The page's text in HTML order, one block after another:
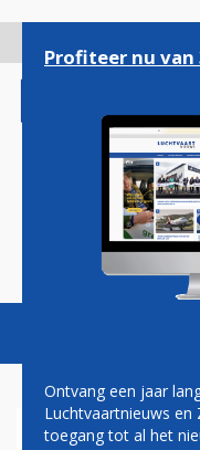
gaan
Magazine
Profiteer nu
Ontvang een jaar
Luchtvaartnieuws en
toegang tot al het